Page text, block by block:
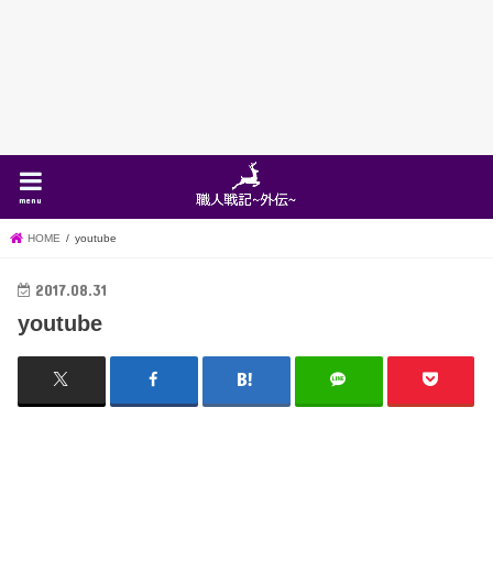
menu
HOME youtube
2017.08.31
youtube